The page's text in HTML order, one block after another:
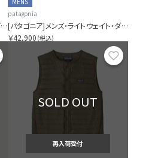
[パタゴニア]メンズ・ライトウェイト・ダウン・セーター・プルオーバー
patagonia
[パタゴニア]メンズ・ライトウェイト・ダウン・セーター・プルオーバー
￥42,900 (税込)
お気に入り
SOLD OUT
再入荷受付